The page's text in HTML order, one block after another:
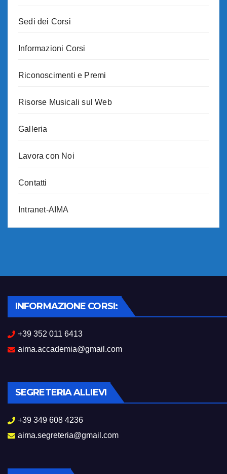
Sedi dei Corsi
Informazioni Corsi
Riconoscimenti e Premi
Risorse Musicali sul Web
Galleria
Lavora con Noi
Contatti
Intranet-AIMA
INFORMAZIONE CORSI:
+39 352 011 6413
aima.accademia@gmail.com
SEGRETERIA ALLIEVI
+39 349 608 4236
aima.segreteria@gmail.com